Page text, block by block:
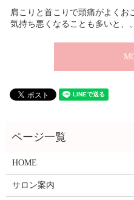
肩こりと首こりで頭痛がよくお
気持ち悪くなることも多いと
HOME
サロン案内